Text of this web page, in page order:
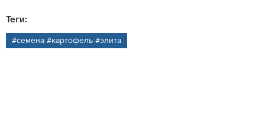
Теги:
#семена #картофель #элита